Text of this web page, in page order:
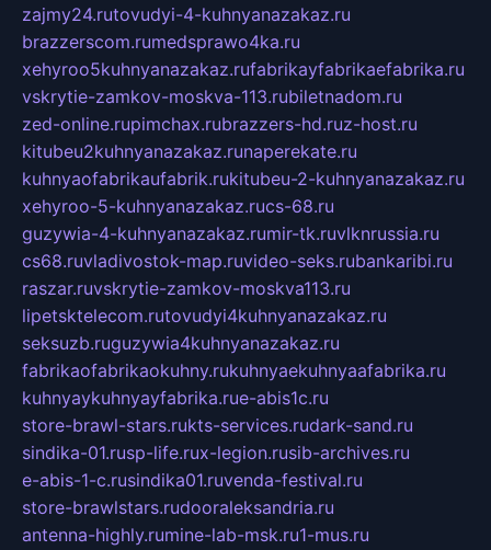
zajmy24.rutovudyi-4-kuhnyanazakaz.ru
brazzerscom.rumedsprawo4ka.ru
xehyroo5kuhnyanazakaz.rufabrikayfabrikaefabrika.ru
vskrytie-zamkov-moskva-113.rubiletnadom.ru
zed-online.rupimchax.rubrazzers-hd.ruz-host.ru
kitubeu2kuhnyanazakaz.runaperekate.ru
kuhnyaofabrikaufabrik.rukitubeu-2-kuhnyanazakaz.ru
xehyroo-5-kuhnyanazakaz.rucs-68.ru
guzywia-4-kuhnyanazakaz.rumir-tk.ruvlknrussia.ru
cs68.ruvladivostok-map.ruvideo-seks.rubankaribi.ru
raszar.ruvskrytie-zamkov-moskva113.ru
lipetsktelecom.rutovudyi4kuhnyanazakaz.ru
seksuzb.ruguzywia4kuhnyanazakaz.ru
fabrikaofabrikaokuhny.rukuhnyaekuhnyaafabrika.ru
kuhnyaykuhnyayfabrika.rue-abis1c.ru
store-brawl-stars.rukts-services.rudark-sand.ru
sindika-01.rusp-life.rux-legion.rusib-archives.ru
e-abis-1-c.rusindika01.ruvenda-festival.ru
store-brawlstars.rudooraleksandria.ru
antenna-highly.rumine-lab-msk.ru1-mus.ru